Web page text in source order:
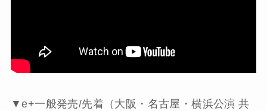
▼e+一般発売/先着（大阪・名古屋・横浜公演 共